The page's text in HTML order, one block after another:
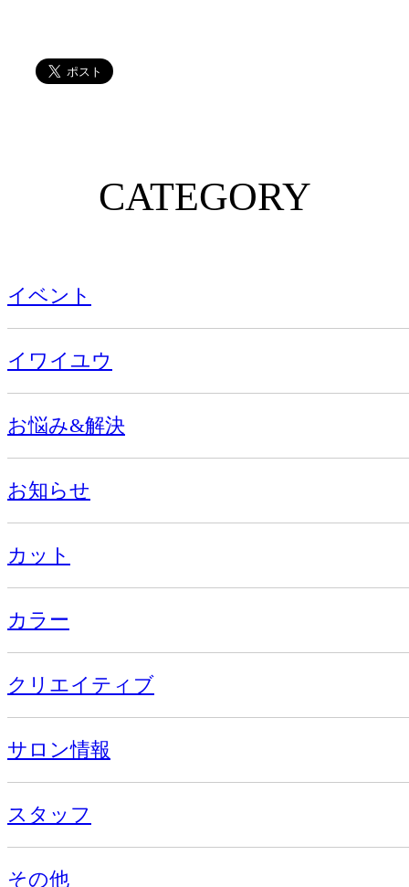
CATEGORY
イベント
イワイユウ
お悩み&解決
お知らせ
カット
カラー
クリエイティブ
サロン情報
スタッフ
その他